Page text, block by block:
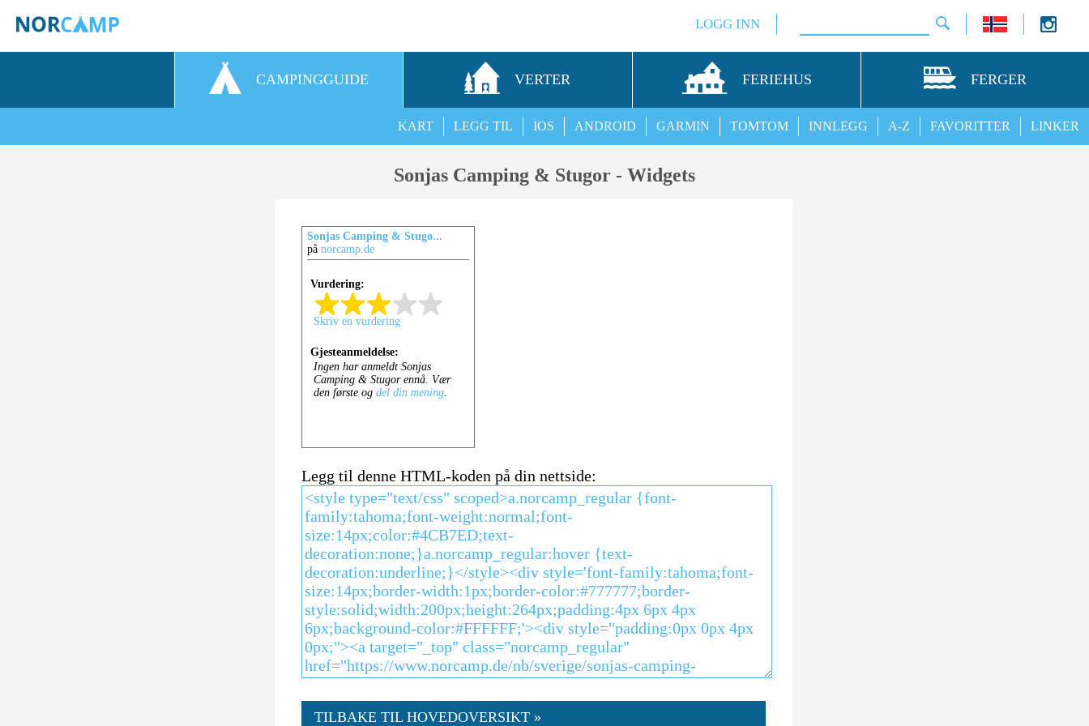
LOGG INN
CAMPINGGUIDE VERTER FERIEHUS FERGER
LINKER
FAVORITTER
A-Z
INNLEGG
TOMTOM
GARMIN
ANDROID
IOS
LEGG TIL
KART
Sonjas Camping & Stugor - Widgets
Sonjas Camping & Stugo...
pånorcamp.de
Legg til denne HTML-koden på din nettside:
TILBAKE TIL HOVEDOVERSIKT »